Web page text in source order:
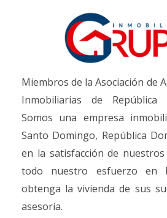
Miembros de la Asociación de
Inmobiliarias de República
Somos una empresa
Santo Domingo, República
en la satisfacción de nuestros
todo nuestro esfuerzo en
obtenga la vivienda de sus
asesoría.